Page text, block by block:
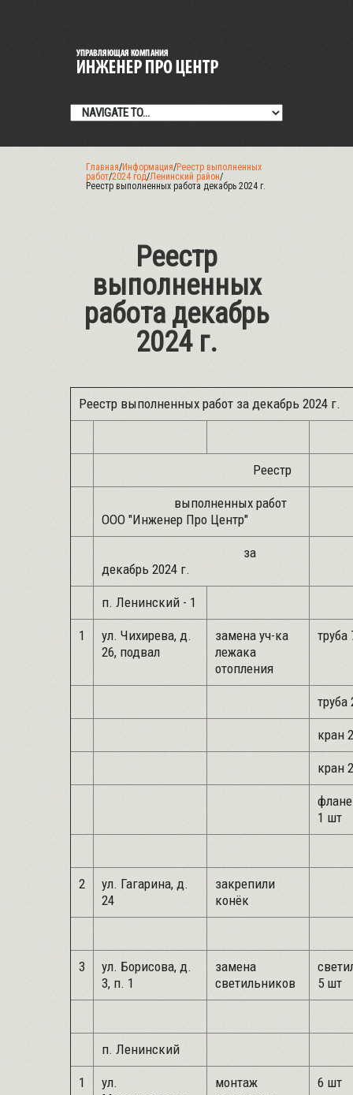
Главная/Информация/Реестр выполненных
работ/2024 год/Ленинский район/
Реестр выполненных работа декабрь 2024 г.
Реестр
выполненных
работа декабрь
2024 г.
Реестр выполненных работ за декабрь 2024 г.
Реестр
выполненных работ
ООО "Инженер Про Центр"
за
декабрь 2024 г.
п. Ленинский - 1
1
ул. Чихирева, д.
26, подвал
замена уч-ка
лежака
отопления
труба
труба
кран
кран
1 шт
2
ул. Гагарина, д.
24
закрепили
конёк
3
ул. Борисова, д.
3, п. 1
замена
светильников
5 шт
п. Ленинский
1
ул.
монтаж
6 шт